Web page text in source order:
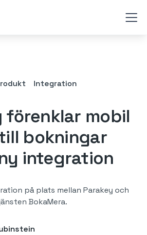
Integration
förenklar mobil
bokningar
integration
på plats mellan Parakey och
BokaMera.